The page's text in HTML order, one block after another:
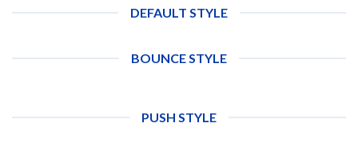
DEFAULT STYLE
BOUNCE STYLE
PUSH STYLE